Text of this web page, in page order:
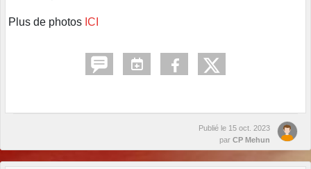
Plus de photos ICI
Publié le 15 oct. 2023
par CP Mehun